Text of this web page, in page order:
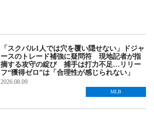
「スクバル1人では穴を覆い隠せない」ドジャ
ースのトレード補強に疑問符 現地記者が指
摘する攻守の綻び 捕手は打力不足…リリー
フ“獲得ゼロ”は「合理性が感じられない」
2026.08.09
MLB